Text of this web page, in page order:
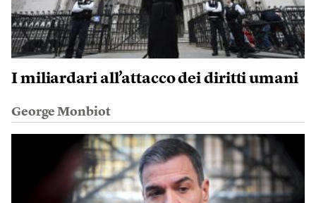
I miliardari all’attacco dei diritti umani
George Monbiot